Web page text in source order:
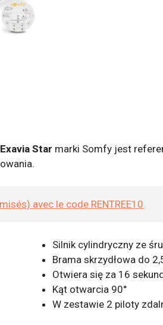
Star marki Somfy jest
avec le code RENTREE10
Silnik cylindryczny ze
Brama skrzydłowa do
Otwiera się za 16
Kąt otwarcia 90°
W zestawie 2 piloty